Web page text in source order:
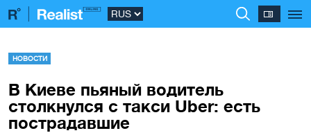
НОВОСТИ
В Киеве пьяный водитель
столкнулся с такси Uber: есть
пострадавшие